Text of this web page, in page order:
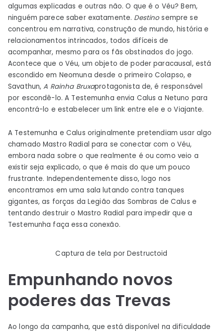
algumas explicadas e outras não. O que é o Véu? Bem,
ninguém parece saber exatamente. Destino sempre se
concentrou em narrativa, construção de mundo, história e
relacionamentos intrincados, todos difíceis de
acompanhar, mesmo para os fãs obstinados do jogo.
Acontece que o Véu, um objeto de poder paracausal, está
escondido em Neomuna desde o primeiro Colapso, e
Savathun,A Rainha Bruxaprotagonista de, é responsável
por escondê-lo. A Testemunha envia Calus a Netuno para
encontrá-lo e estabelecer um link entre ele e o Viajante.
A Testemunha e Calus originalmente pretendiam usar algo
chamado Mastro Radial para se conectar com o Véu,
embora nada sobre o que realmente é ou como veio a
existir seja explicado, o que é mais do que um pouco
frustrante. Independentemente disso, logo nos
encontramos em uma sala lutando contra tanques
gigantes, as forças da Legião das Sombras de Calus e
tentando destruir o Mastro Radial para impedir que a
Testemunha faça essa conexão.
Captura de tela por Destructoid
Empunhando novos
poderes das Trevas
Ao longo da campanha, que está disponível na dificuldade